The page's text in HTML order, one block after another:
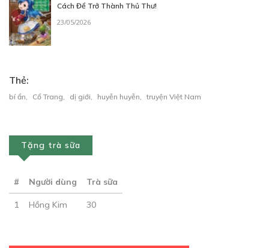
Cách Để Trở Thành Thủ Thư!
23/05/2026
Thẻ:
bí ẩn Cổ Trang dị giới huyễn huyễn truyện Việt Nam
Tặng trà sữa
# Người dùng Trà sữa
1 Hồng Kim 30